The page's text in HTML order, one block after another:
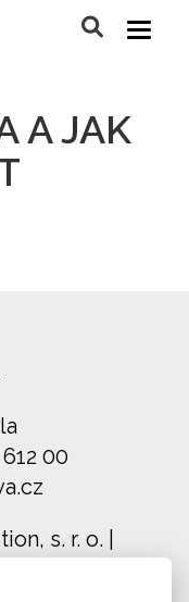
A JAK
00
s. r. o.